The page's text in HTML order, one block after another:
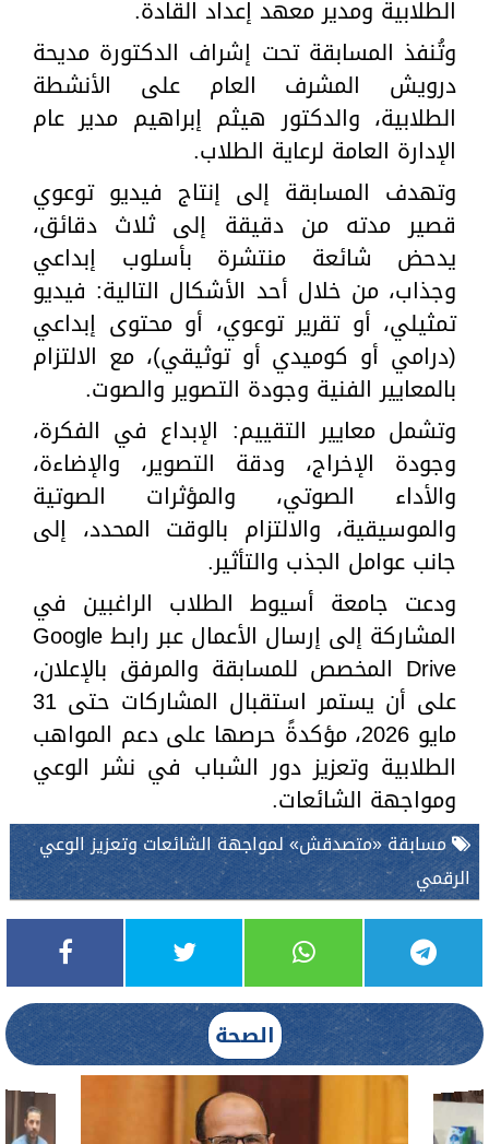
الطلابية ومدير معهد إعداد القادة.
وتُنفذ المسابقة تحت إشراف الدكتورة مديحة
درويش المشرف العام على الأنشطة
الطلابية، والدكتور هيثم إبراهيم مدير عام
الإدارة العامة لرعاية الطلاب.
وتهدف المسابقة إلى إنتاج فيديو توعوي
قصير مدته من دقيقة إلى ثلاث دقائق،
يدحض شائعة منتشرة بأسلوب إبداعي
وجذاب، من خلال أحد الأشكال التالية: فيديو
تمثيلي، أو تقرير توعوي، أو محتوى إبداعي
(درامي أو كوميدي أو توثيقي)، مع الالتزام
بالمعايير الفنية وجودة التصوير والصوت.
وتشمل معايير التقييم: الإبداع في الفكرة،
وجودة الإخراج، ودقة التصوير، والإضاءة،
والأداء الصوتي، والمؤثرات الصوتية
والموسيقية، والالتزام بالوقت المحدد، إلى
جانب عوامل الجذب والتأثير.
ودعت جامعة أسيوط الطلاب الراغبين في
المشاركة إلى إرسال الأعمال عبر رابط Google
Drive المخصص للمسابقة والمرفق بالإعلان،
على أن يستمر استقبال المشاركات حتى 31
مايو 2026، مؤكدةً حرصها على دعم المواهب
الطلابية وتعزيز دور الشباب في نشر الوعي
ومواجهة الشائعات.
مسابقة «متصدقش» لمواجهة الشائعات وتعزيز الوعي
الرقمي
الصحة